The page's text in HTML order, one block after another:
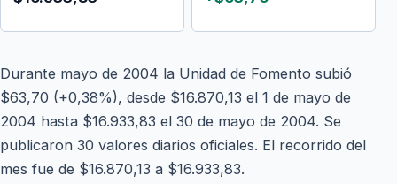
Durante mayo de 2004 la Unidad de Fomento subió
$63,70 (+0,38%), desde $16.870,13 el 1 de mayo de
2004 hasta $16.933,83 el 30 de mayo de 2004. Se
publicaron 30 valores diarios oficiales. El recorrido del
mes fue de $16.870,13 a $16.933,83.